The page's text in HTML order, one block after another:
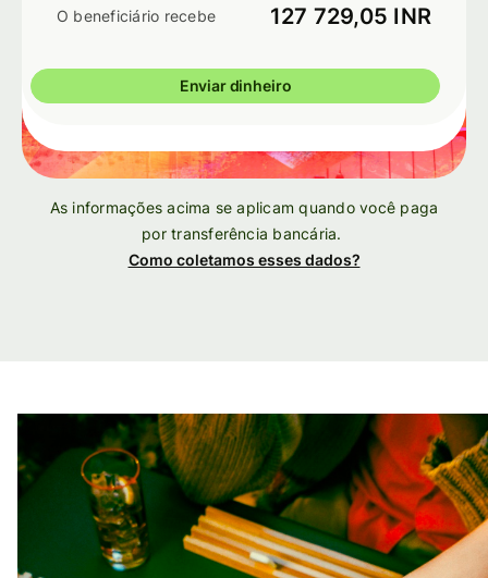
127 729,05 INR
Enviar dinheiro
As informações acima se aplicam quando você paga
por transferência bancária.
Como coletamos esses dados?